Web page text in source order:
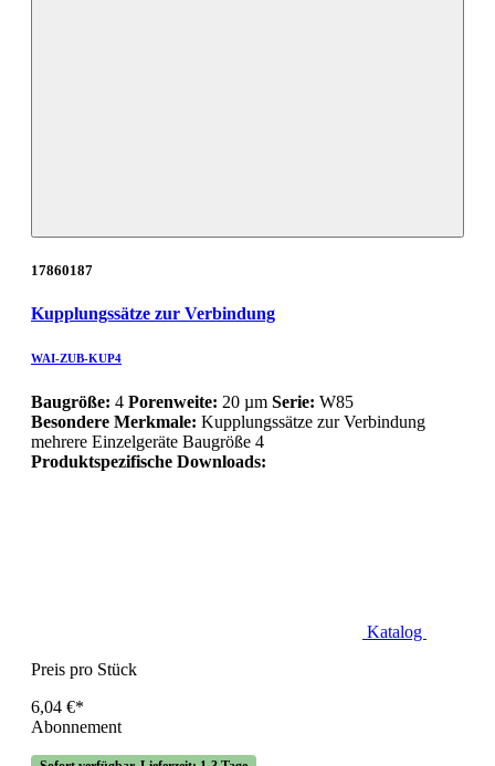
17860187
Kupplungssätze zur Verbindung
WAI-ZUB-KUP4
Baugröße: 4 Porenweite: 20 µm Serie: W85
Besondere Merkmale: Kupplungssätze zur Verbindung
mehrere Einzelgeräte Baugröße 4
Produktspezifische Downloads:
Katalog
Preis pro Stück
6,04 €*
Abonnement